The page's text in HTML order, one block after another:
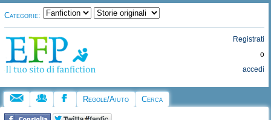
Categorie:
Registrati
o
accedi
Regole/Aiuto Cerca